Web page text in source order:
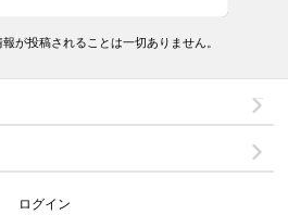
が投稿されることは一切ありません。
ログイン